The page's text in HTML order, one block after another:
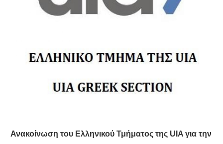
Ανακοίνωση του Ελληνικού Τμήματος της UIAγια την